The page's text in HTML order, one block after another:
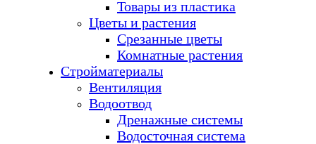
Товары из пластика
Цветы и растения
Срезанные цветы
Комнатные растения
Стройматериалы
Вентиляция
Водоотвод
Дренажные системы
Водосточная система